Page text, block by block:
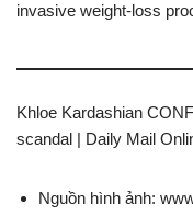
invasive weight-loss
Khloe Kardashian
scandal | Daily Mail
Nguồn hình ảnh: